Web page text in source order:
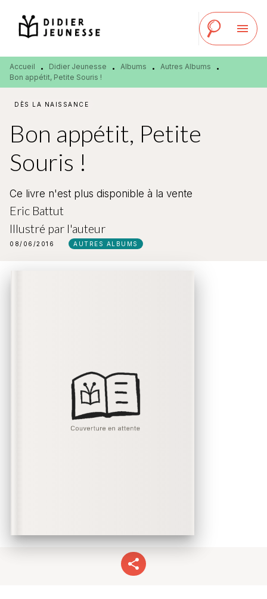
MENU RECHERCHE
PIED DE PAGE
menu
Accueil • Didier Jeunesse • Albums • Autres Albums
•
Bon appétit, Petite Souris !
DÈS LA NAISSANCE
Bon appétit, Petite
Souris !
Ce livre n'est plus disponible à la vente
Eric Battut
Illustré par l'auteur
08/06/2016 AUTRES ALBUMS